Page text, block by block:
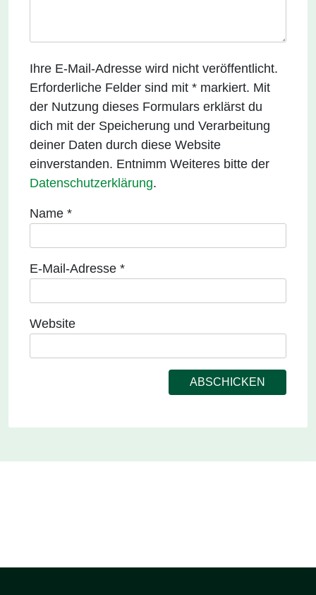
Ihre E-Mail-Adresse wird nicht veröffentlicht.
Erforderliche Felder sind mit * markiert. Mit
der Nutzung dieses Formulars erklärst du
dich mit der Speicherung und Verarbeitung
deiner Daten durch diese Website
einverstanden. Entnimm Weiteres bitte der
Datenschutzerklärung.
Name *
E-Mail-Adresse *
Website